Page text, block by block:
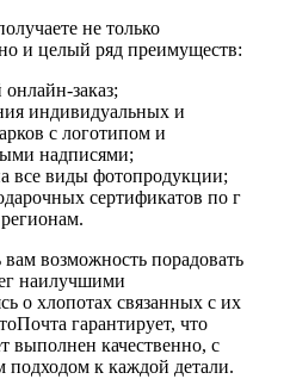
не только
и целый ряд преимуществ:
заказ;
индивидуальных и
с логотипом и
надписями;
все виды фотопродукции;
сертификатов по г
возможность порадовать
наилучшими
о хлопотах связанных с их
гарантирует, что
выполнен качественно, с
к каждой детали.